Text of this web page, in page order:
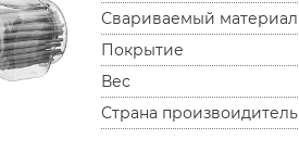
Свариваемый материал
Покрытие
Вес
Страна произвоидитель